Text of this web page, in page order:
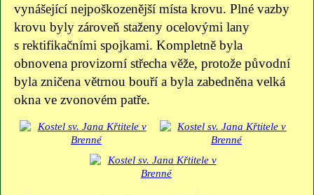
vynášející nejpoškozenější místa krovu. Plné vazby
krovu byly zároveň staženy ocelovými lany
s rektifikačními spojkami. Kompletně byla
obnovena provizorní střecha věže, protože původní
byla zničena větrnou bouří a byla zabedněna velká
okna ve zvonovém patře.